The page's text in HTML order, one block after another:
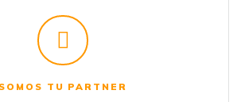
SOMOS TU PARTNER